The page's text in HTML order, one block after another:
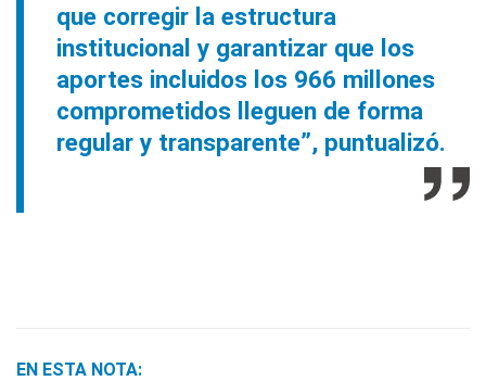
que corregir la estructura
institucional y garantizar que los
aportes incluidos los 966 millones
comprometidos lleguen de forma
regular y transparente”, puntualizó.
EN ESTA NOTA: